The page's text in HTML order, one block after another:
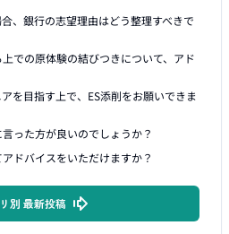
、銀行の志望理由はどう整理すべきで
での原体験の結びつきについて、アド
を目指す上で、ES添削をお願いできま
った方が良いのでしょうか？
ドバイスをいただけますか？
別 最新投稿